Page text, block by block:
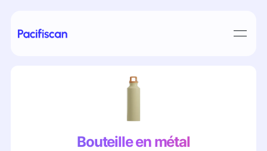
Bouteille en métal